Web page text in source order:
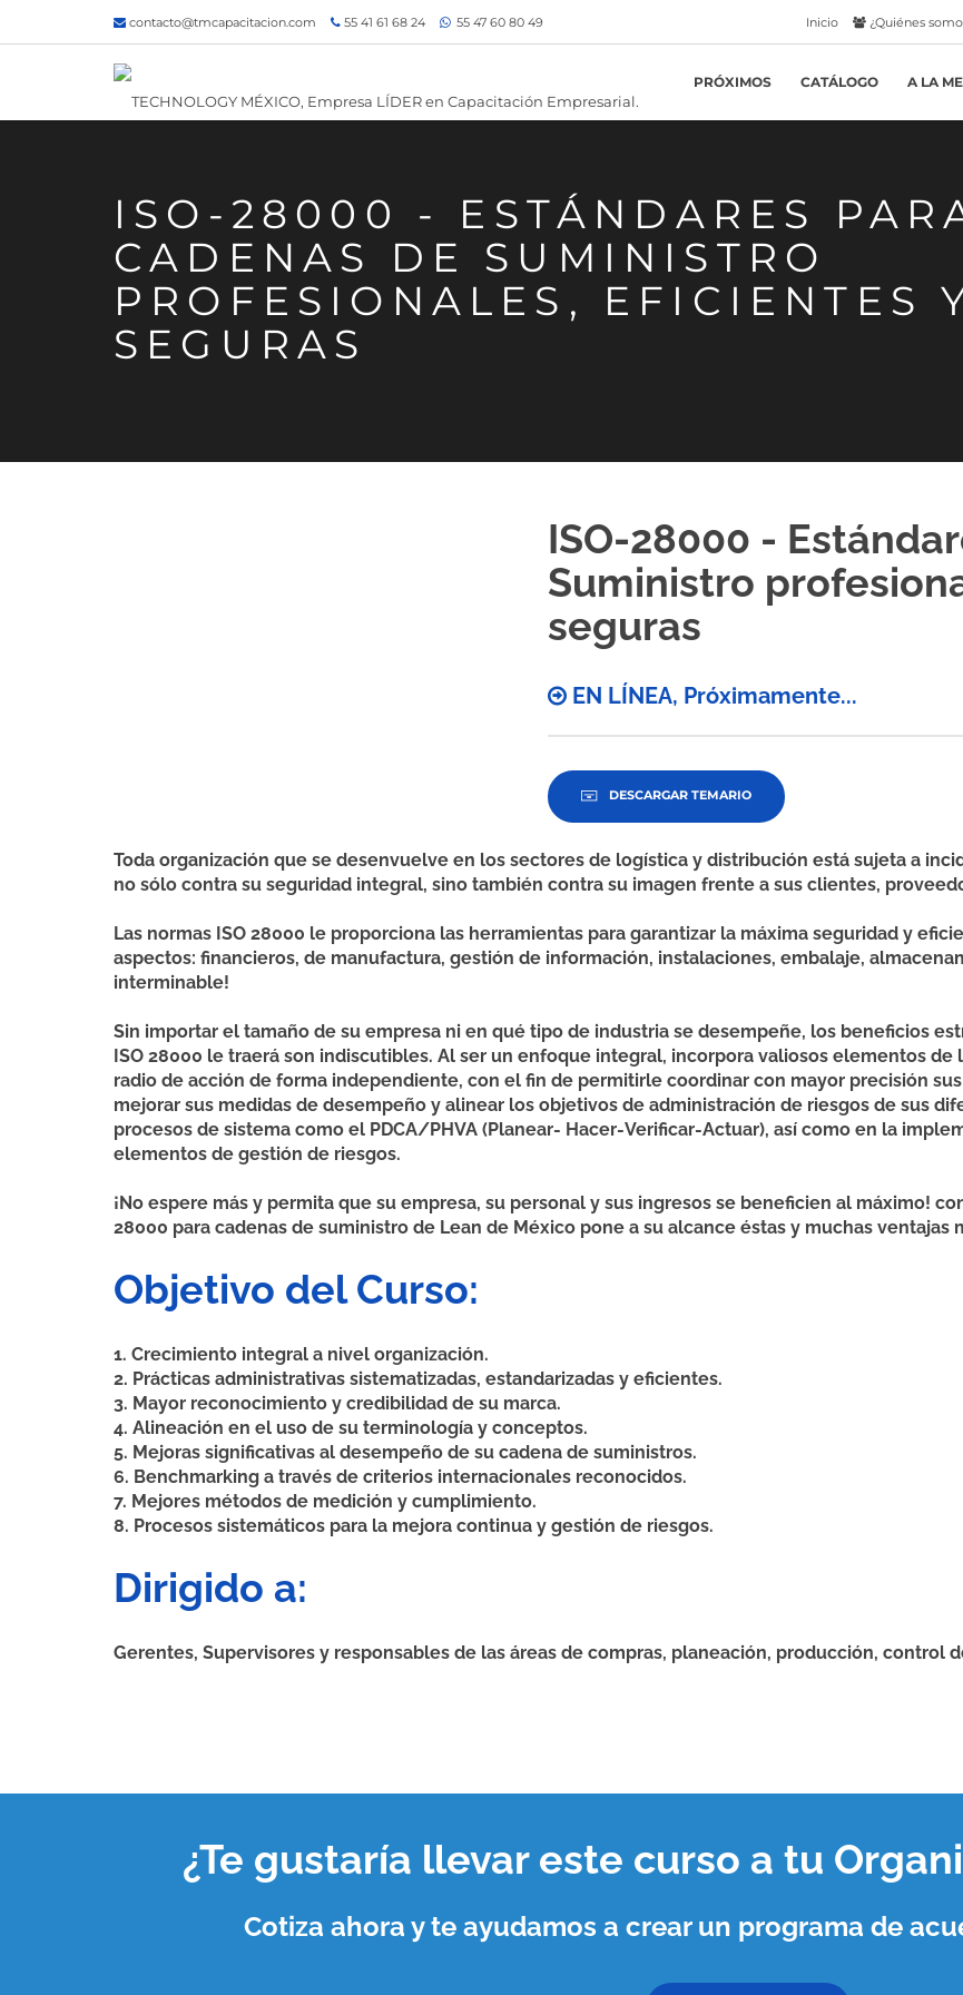
contacto@tmcapacitacion.com 55 41 61 68 24 55 47 60 80 49 Inicio ¿Quiénes
PRÓXIMOS CATÁLOGO A LA
ISO-28000 - ESTÁNDARES
CADENAS DE SUMINISTRO
PROFESIONALES, EFICIENTES
SEGURAS
ISO-28000 -
Suministro
seguras
EN LÍNEA, Próximamente...
DESCARGAR TEMARIO
Toda organización que se desenvuelve en los sectores de logística y distribución está sujeta a
no sólo contra su seguridad integral, sino también contra su imagen frente a sus clientes,
Las normas ISO 28000 le proporciona las herramientas para garantizar la máxima seguridad y
aspectos: financieros, de manufactura, gestión de información, instalaciones, embalaje,
interminable!
Sin importar el tamaño de su empresa ni en qué tipo de industria se desempeñe, los beneficios
ISO 28000 le traerá son indiscutibles. Al ser un enfoque integral, incorpora valiosos elementos de
radio de acción de forma independiente, con el fin de permitirle coordinar con mayor precisión
mejorar sus medidas de desempeño y alinear los objetivos de administración de riesgos de sus
procesos de sistema como el PDCA/PHVA (Planear- Hacer-Verificar-Actuar), así como en la
elementos de gestión de riesgos.
¡No espere más y permita que su empresa, su personal y sus ingresos se beneficien al máximo!
28000 para cadenas de suministro de Lean de México pone a su alcance éstas y muchas ventajas
Objetivo del Curso:
1. Crecimiento integral a nivel organización.
2. Prácticas administrativas sistematizadas, estandarizadas y eficientes.
3. Mayor reconocimiento y credibilidad de su marca.
4. Alineación en el uso de su terminología y conceptos.
5. Mejoras significativas al desempeño de su cadena de suministros.
6. Benchmarking a través de criterios internacionales reconocidos.
7. Mejores métodos de medición y cumplimiento.
8. Procesos sistemáticos para la mejora continua y gestión de riesgos.
Dirigido a:
Gerentes, Supervisores y responsables de las áreas de compras, planeación, producción, control
¿Te gustaría llevar este curso a tu
Cotiza ahora y te ayudamos a crear un programa de